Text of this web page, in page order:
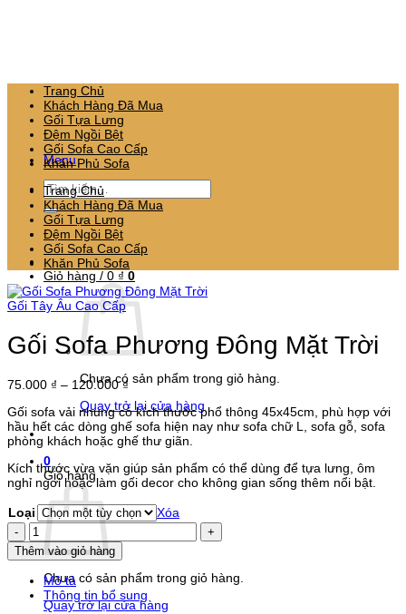
Menu
Tìm
kiếm:
Giỏ hàng / 0 ₫ 0
Chưa có sản phẩm trong giỏ hàng.
Quay trở lại cửa hàng
0
Giỏ hàng
Chưa có sản phẩm trong giỏ hàng.
Quay trở lại cửa hàng
Trang Chủ
Khách Hàng Đã Mua
Gối Tựa Lưng
Đệm Ngồi Bệt
Gối Sofa Cao Cấp
Khăn Phủ Sofa
Trang Chủ
Khách Hàng Đã Mua
Gối Tựa Lưng
Đệm Ngồi Bệt
Gối Sofa Cao Cấp
Khăn Phủ Sofa
Gối Tây Âu Cao Cấp
Gối Sofa Phương Đông Mặt Trời
75.000 ₫ – 120.000₫Khoảng
giá:
từ
75.000 ₫
đến
Gối sofa vải nhung có kích thước phổ thông 45x45cm, phù hợp với
hầu hết các dòng ghế sofa hiện nay như sofa chữ L, sofa gỗ, sofa
phòng khách hoặc ghế thư giãn.
Kích thước vừa vặn giúp sản phẩm có thể dùng để tựa lưng, ôm
nghỉ ngơi hoặc làm gối decor cho không gian sống thêm nổi bật.
Loại
Xóa
Gối
Sofa
Phương
Đông
Mặt
Trời
Thêm vào giỏ hàng
Mô tả
Thông tin bổ sung